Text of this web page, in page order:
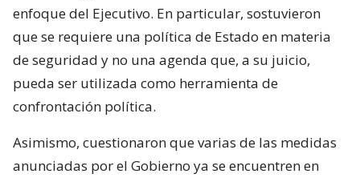
enfoque del Ejecutivo. En particular, sostuvieron
que se requiere una política de Estado en materia
de seguridad y no una agenda que, a su juicio,
pueda ser utilizada como herramienta de
confrontación política.
Asimismo, cuestionaron que varias de las medidas
anunciadas por el Gobierno ya se encuentren en